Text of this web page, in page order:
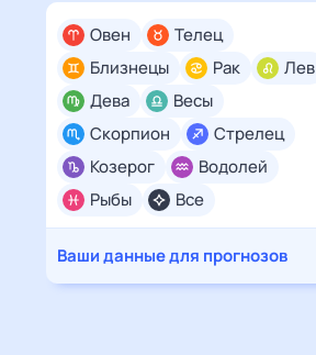
Все
Овен
Телец
Близнецы
Рак
Лев
Дева
Весы
Скорпион
Стрелец
Козерог
Водолей
Рыбы
Ваши данные для прогнозов